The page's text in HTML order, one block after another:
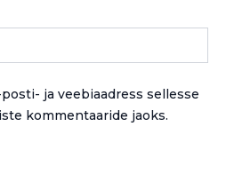
ja veebiaadress sellesse
kommentaaride jaoks.